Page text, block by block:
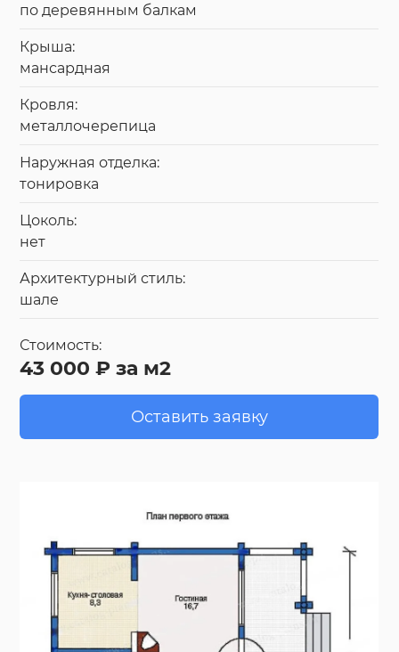
по деревянным балкам
Крыша:
мансардная
Кровля:
металлочерепица
Наружная отделка:
тонировка
Цоколь:
нет
Архитектурный стиль:
шале
Стоимость:
43 000 ₽ за м2
Оставить заявку